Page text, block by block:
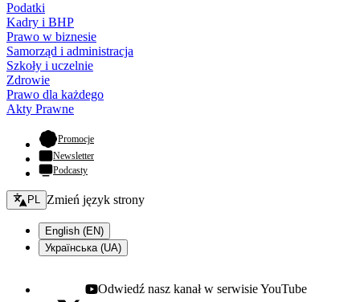
Podatki
Kadry i BHP
Prawo w biznesie
Samorząd i administracja
Szkoły i uczelnie
Zdrowie
Prawo dla każdego
Akty Prawne
Promocje- otwiera się w nowej karcie
Newsletter
Podcasty
Zmień język - bieżący:
PL Zmień język strony
English (EN)
Українська (UA)
Youtube - otwiera się w nowej karcie
Odwiedź nasz kanał w serwisie YouTube